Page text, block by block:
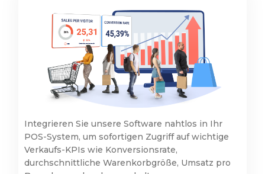
Integrieren Sie unsere Software nahtlos in Ihr
POS-System, um sofortigen Zugriff auf wichtige
Verkaufs-KPIs wie Konversionsrate,
durchschnittliche Warenkorbgröße, Umsatz pro